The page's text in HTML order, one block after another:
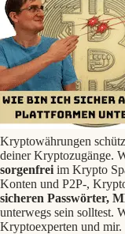
Kryptowährungen
deiner Kryptozugänge.
sorgenfrei im Krypto
Konten und P2P-,
sicheren Passwörter,
unterwegs sein solltest.
Kryptoexperten und mir.